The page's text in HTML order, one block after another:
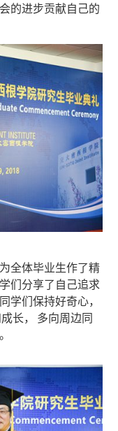
的进步贡献自己的
全体毕业生作了精
们分享了自己追求
学们保持好奇心，
长， 多向周边同